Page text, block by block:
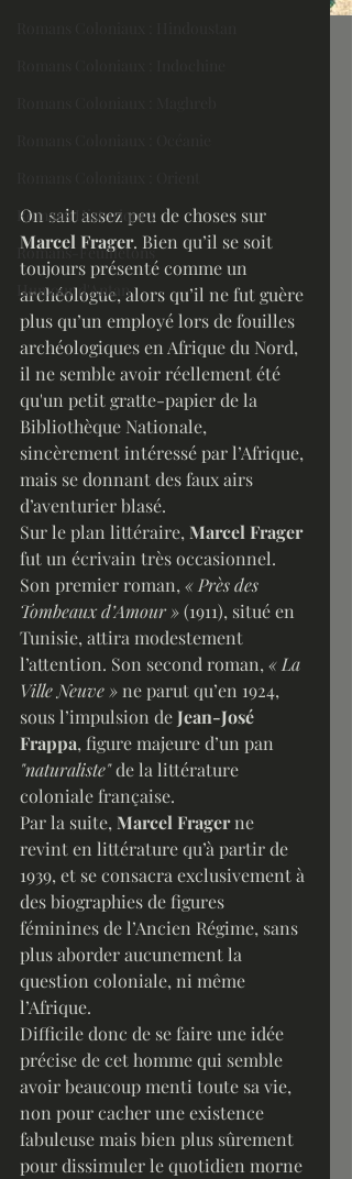
Romans Historiques
Romans-Feuilletons
Humour d'Antan
On sait assez peu de choses sur
Marcel Frager. Bien qu’il se soit
toujours présenté comme un
archéologue, alors qu’il ne fut guère
plus qu’un employé lors de fouilles
archéologiques en Afrique du Nord,
il ne semble avoir réellement été
qu'un petit gratte-papier de la
Bibliothèque Nationale,
sincèrement intéressé par l’Afrique,
mais se donnant des faux airs
d’aventurier blasé.
Sur le plan littéraire, Marcel Frager
fut un écrivain très occasionnel.
Son premier roman, « Près des
Tombeaux d’Amour » (1911), situé en
Tunisie, attira modestement
l’attention. Son second roman, « La
Ville Neuve » ne parut qu’en 1924,
sous l’impulsion de Jean-José
Frappa, figure majeure d’un pan
"naturaliste" de la littérature
coloniale française.
Par la suite, Marcel Frager ne
revint en littérature qu’à partir de
1939, et se consacra exclusivement à
des biographies de figures
féminines de l’Ancien Régime, sans
plus aborder aucunement la
question coloniale, ni même
l’Afrique.
Difficile donc de se faire une idée
précise de cet homme qui semble
avoir beaucoup menti toute sa vie,
non pour cacher une existence
fabuleuse mais bien plus sûrement
pour dissimuler le quotidien morne